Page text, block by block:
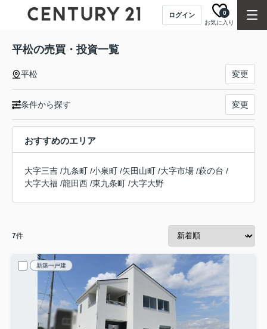
ログイン
お気に入り
0
平松の売買・投資一覧
平松 変更
条件から探す 変更
おすすめのエリア
大字三吉 /九条町 /小泉町 /矢田山町 /大字市場 /萩の台 /
大字大福 /龍田西 /東九条町 /大字大野
7件
新築一戸建